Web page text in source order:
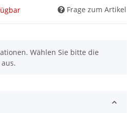
Frage zum Artikel
Wählen Sie bitte die